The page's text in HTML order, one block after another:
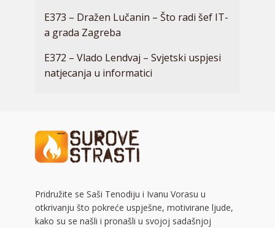
E373 – Dražen Lučanin – Što radi šef IT-
a grada Zagreba
E372 – Vlado Lendvaj – Svjetski uspjesi
natjecanja u informatici
Pridružite se Saši Tenodiju i Ivanu Vorasu u
otkrivanju što pokreće uspješne, motivirane ljude,
kako su se našli i pronašli u svojoj sadašnjoj